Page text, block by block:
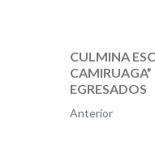
CULMINA
EGRESADOS
Anterior